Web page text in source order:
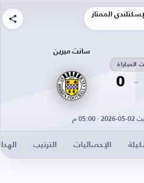
الممتاز
المباراة
0
سانت ميرين
· 05:00 م
الإحصائيات الترتيب